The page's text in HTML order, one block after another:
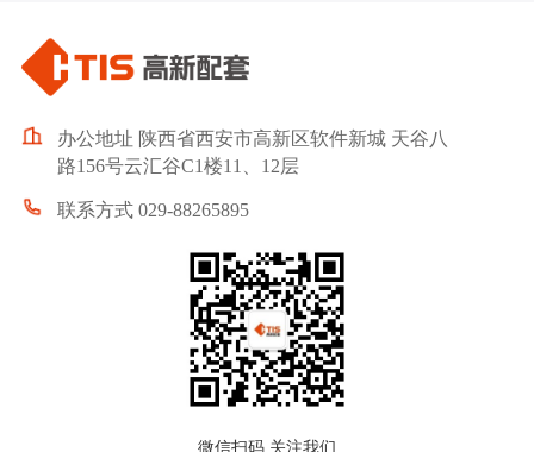
办公地址 陕西省西安市高新区软件新城 天谷八
路156号云汇谷C1楼11、12层
联系方式 029-88265895
微信扫码 关注我们